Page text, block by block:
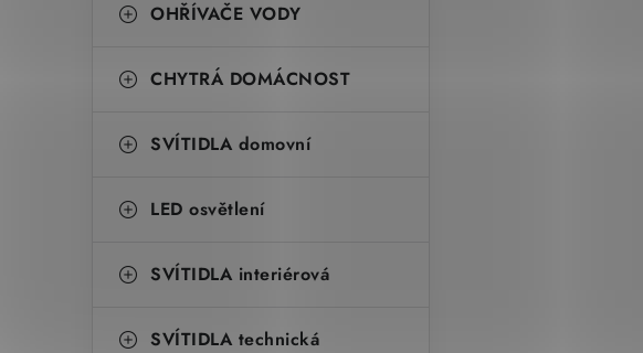
OHŘÍVAČE VODY
CHYTRÁ DOMÁCNOST
SVÍTIDLA domovní
LED osvětlení
SVÍTIDLA interiérová
SVÍTIDLA technická